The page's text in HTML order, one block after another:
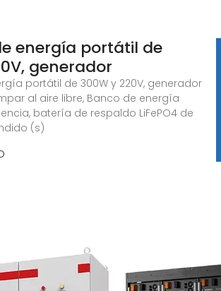
energía portátil de
generador
portátil de 300W y 220V, generador
al aire libre, Banco de energía
batería de respaldo LiFePO4 de
(s)